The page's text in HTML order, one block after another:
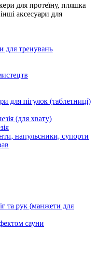
для протеїну, пляшка
аксесуари для
для тренувань
для пігулок (таблетниці)
(для хвату)
напульсники, супорти
та рук (манжети для
сауни